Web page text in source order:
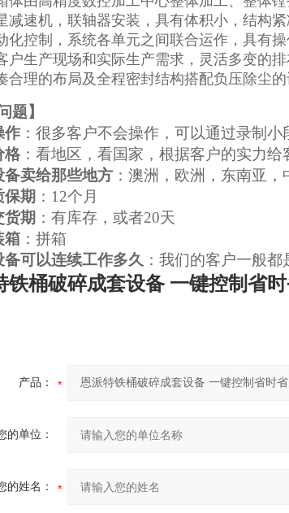
减速机，联轴器安装，具有体积小，结构
化控制，系统各单元之间联合运作，具有
户生产现场和实际生产需求，灵活多变的
合理的布局及全程密封结构搭配负压除尘
题】
作 ：很多客户不会操作，可以通过录制
格 ：看地区，看国家，根据客户的实力
备卖给那些地方 ：澳洲，欧洲，东南亚
保期 ：12个月
货期 ：有库存，或者20天
箱 ：拼箱
备可以连续工作多久 ：我们的客户一般
铁桶破碎成套设备 一键控制省
产品：
的单位：
的姓名：